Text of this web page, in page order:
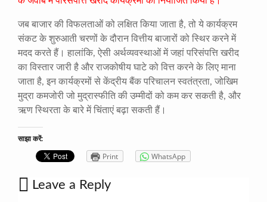
जब बाजार की विफलताओं को लक्षित किया जाता है, तो ये कार्यक्रम
संकट के शुरुआती चरणों के दौरान वित्तीय बाजारों को स्थिर करने में
मदद करते हैं। हालांकि, ऐसी अर्थव्यवस्थाओं में जहां परिसंपत्ति खरीद
का विस्तार जारी है और राजकोषीय घाटे को वित्त करने के लिए माना
जाता है, इन कार्यक्रमों से केंद्रीय बैंक परिचालन स्वतंत्रता, जोखिम
मुद्रा कमजोरी जो मुद्रास्फीति की उम्मीदों को कम कर सकती है, और
ऋण स्थिरता के बारे में चिंताएं बढ़ा सकती हैं।
साझा करें:
Print WhatsApp
Leave a Reply